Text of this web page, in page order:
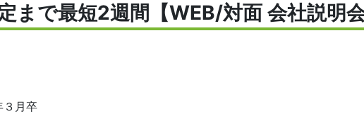
まで最短2週間【WEB/対面 会社説明会
３月卒